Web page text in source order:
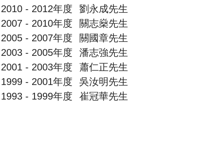
2010 - 2012年度
劉永成先生
2007 - 2010年度
關志燊先生
2005 - 2007年度
關國章先生
2003 - 2005年度
潘志強先生
2001 - 2003年度
蕭仁正先生
1999 - 2001年度
吳汝明先生
1993 - 1999年度
崔冠華先生